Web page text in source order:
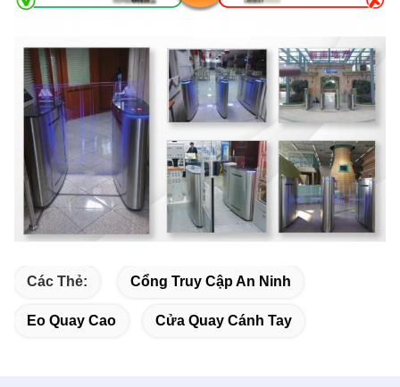
Các Thẻ: Cổng Truy Cập An Ninh
Eo Quay Cao Cửa Quay Cánh Tay